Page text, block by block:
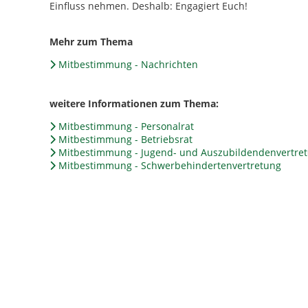
Einfluss nehmen. Deshalb: Engagiert Euch!
Mehr zum Thema
Mitbestimmung - Nachrichten
weitere Informationen zum Thema:
Mitbestimmung - Personalrat
Mitbestimmung - Betriebsrat
Mitbestimmung - Jugend- und
Mitbestimmung - Schwerbehindertenvertretung